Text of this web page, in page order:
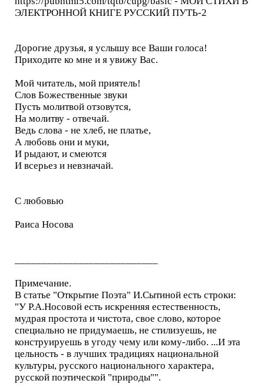
ЭЛЕКТРОННОЙ КНИГЕ РУССКИЙ ПУТЬ-2
Дорогие друзья, я услышу все Ваши голоса!
Приходите ко мне и я увижу Вас.
Мой читатель, мой приятель!
Слов Божественные звуки
Пусть молитвой отзовутся,
На молитву - отвечай.
Ведь слова - не хлеб, не платье,
А любовь они и муки,
И рыдают, и смеются
И всерьез и невзначай.
С любовью
Раиса Носова
Примечание.
В статье "Открытие Поэта" И.Сытиной есть строки:
"У Р.А.Носовой есть искренняя естественность,
мудрая простота и чистота, свое слово, которое
специально не придумаешь, не стилизуешь, не
конструируешь в угоду чему или кому-либо. ...И эта
цельность - в лучших традициях национальной
культуры, русского национального характера,
русской поэтической "природы"".